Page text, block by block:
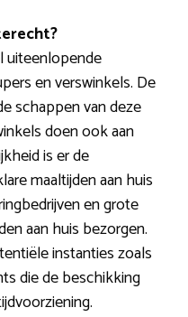
uiteenlopende
en verswinkels. De
schappen van deze
doen ook aan
is er de
maaltijden aan huis
en grote
aan huis bezorgen.
instanties zoals
die de beschikking